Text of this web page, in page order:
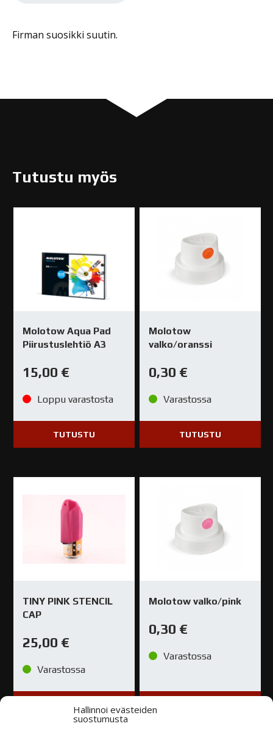
Hallinnoi evästeiden
suostumusta
Firman suosikki suutin.
Tutustu myös
Molotow Aqua Pad
Piirustuslehtiö A3
15,00 €
Loppu varastosta
TUTUSTU
Molotow
valko/oranssi
0,30 €
Varastossa
TUTUSTU
TINY PINK STENCIL
CAP
25,00 €
Varastossa
TUTUSTU
Molotow valko/pink
0,30 €
Varastossa